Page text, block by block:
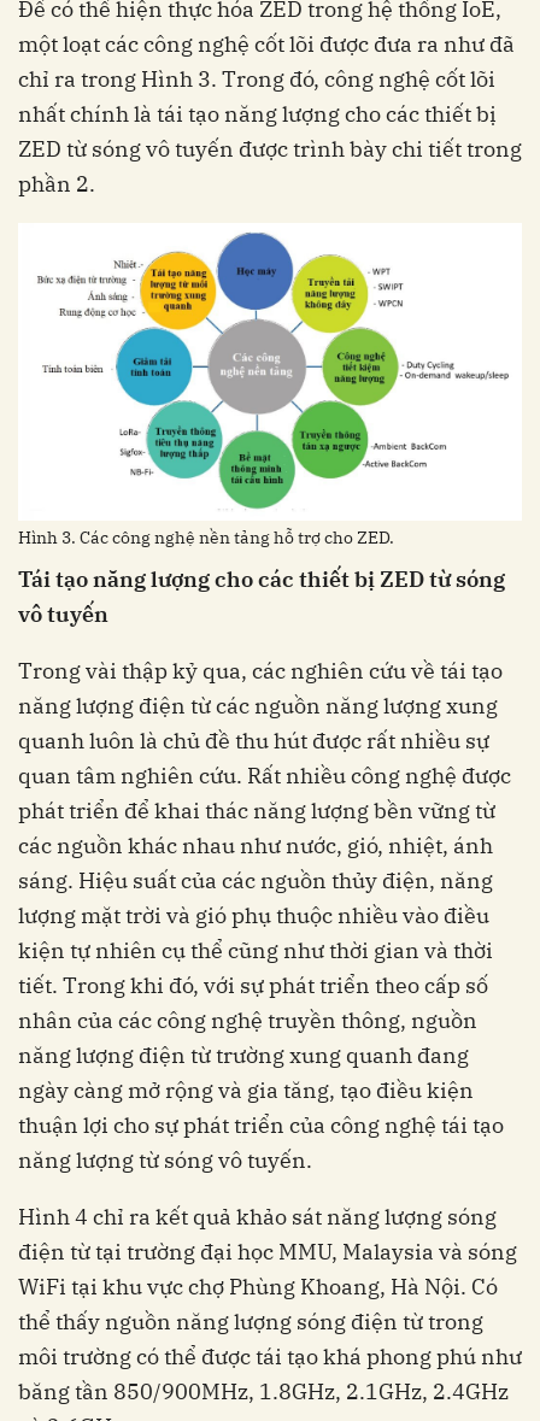
Để có thể hiện thực hóa ZED trong hệ thống IoE,
một loạt các công nghệ cốt lõi được đưa ra như đã
chỉ ra trong Hình 3. Trong đó, công nghệ cốt lõi
nhất chính là tái tạo năng lượng cho các thiết bị
ZED từ sóng vô tuyến được trình bày chi tiết trong
phần 2.
Hình 3. Các công nghệ nền tảng hỗ trợ cho ZED.
Tái tạo năng lượng cho các thiết bị ZED từ sóng
vô tuyến
Trong vài thập kỷ qua, các nghiên cứu về tái tạo
năng lượng điện từ các nguồn năng lượng xung
quanh luôn là chủ đề thu hút được rất nhiều sự
quan tâm nghiên cứu. Rất nhiều công nghệ được
phát triển để khai thác năng lượng bền vững từ
các nguồn khác nhau như nước, gió, nhiệt, ánh
sáng. Hiệu suất của các nguồn thủy điện, năng
lượng mặt trời và gió phụ thuộc nhiều vào điều
kiện tự nhiên cụ thể cũng như thời gian và thời
tiết. Trong khi đó, với sự phát triển theo cấp số
nhân của các công nghệ truyền thông, nguồn
năng lượng điện từ trường xung quanh đang
ngày càng mở rộng và gia tăng, tạo điều kiện
thuận lợi cho sự phát triển của công nghệ tái tạo
năng lượng từ sóng vô tuyến.
Hình 4 chỉ ra kết quả khảo sát năng lượng sóng
điện từ tại trường đại học MMU, Malaysia và sóng
WiFi tại khu vực chợ Phùng Khoang, Hà Nội. Có
thể thấy nguồn năng lượng sóng điện từ trong
môi trường có thể được tái tạo khá phong phú như
băng tần 850/900MHz, 1.8GHz, 2.1GHz, 2.4GHz